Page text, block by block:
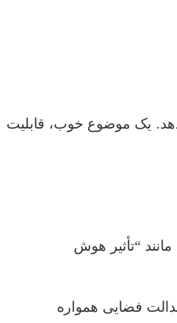
یک موضوع خوب، قابلیت
“تأثیر هوش
فضایی همواره